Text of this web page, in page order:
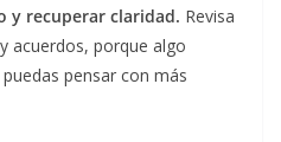
y recuperar claridad. Revisa
acuerdos, porque algo
pensar con más